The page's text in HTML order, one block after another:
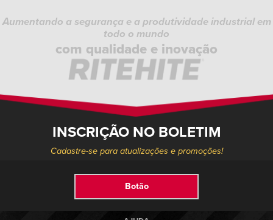
Aumentando a segurança e a produtividade industrial em
todo o mundo
com qualidade e inovação
INSCRIÇÃO NO BOLETIM
Cadastre-se para atualizações e promoções!
Botão